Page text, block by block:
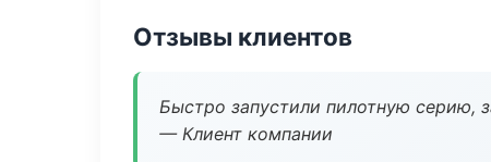
Отзывы клиентов
Быстро запустили пилотную серию,
— Клиент компании